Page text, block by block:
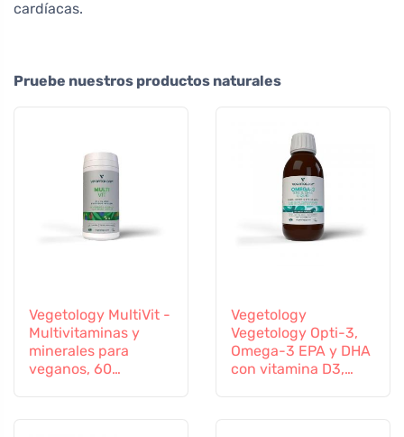
cardíacas.
Pruebe nuestros productos naturales
Vegetology MultiVit -
Multivitaminas y
minerales para
veganos, 60
Vegetology
Vegetology Opti-3,
Omega-3 EPA y DHA
con vitamina D3,